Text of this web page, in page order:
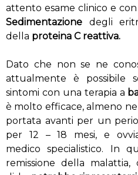
attento esame clinico e
Sedimentazione degli
della proteina C reattiva.
Dato che non se ne
attualmente è possibile
sintomi con una terapia a
è molto efficace, almeno
portata avanti per un
per 12 – 18 mesi, e
medico specialistico. In
remissione della